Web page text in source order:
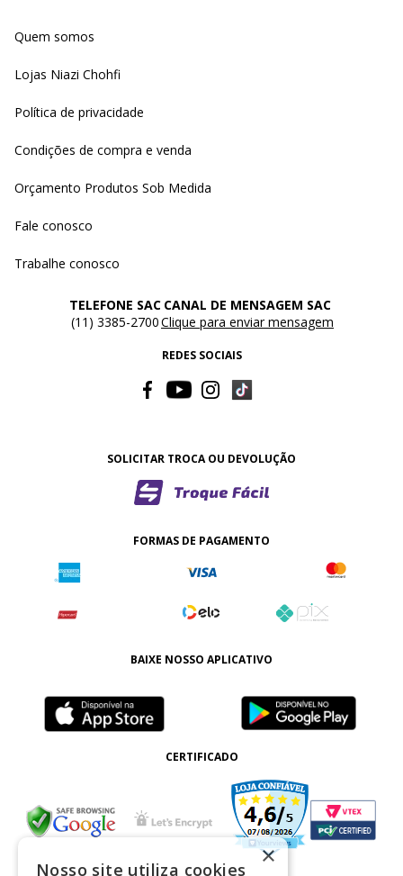
Quem somos
Lojas Niazi Chohfi
Política de privacidade
Condições de compra e venda
Orçamento Produtos Sob Medida
Fale conosco
Trabalhe conosco
TELEFONE SAC
(11) 3385-2700
CANAL DE MENSAGEM SAC
Clique para enviar mensagem
REDES SOCIAIS
SOLICITAR TROCA OU DEVOLUÇÃO
FORMAS DE PAGAMENTO
BAIXE NOSSO APLICATIVO
CERTIFICADO
×
Nosso site utiliza cookies